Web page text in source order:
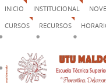
INICIO INSTITUCIONAL
CURSOS
RECURSOS